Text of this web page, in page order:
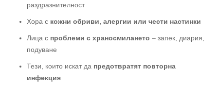
раздразнителност
Хора с кожни обриви, алергии или чести настинки
Лица с проблеми с храносмилането – запек, диария,
подуване
Тези, които искат да предотвратят повторна
инфекция